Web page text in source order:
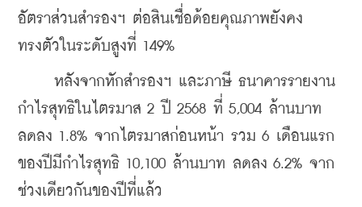
อัตราส่วนสำรองฯ ต่อสินเชื่อด้อยคุณภาพยังคง
ทรงตัวในระดับสูงที่ 149%
หลังจากหักสำรองฯ และภาษี ธนาคารรายงาน
กำไรสุทธิในไตรมาส 2 ปี 2568 ที่ 5,004 ล้านบาท
ลดลง 1.8% จากไตรมาสก่อนหน้า รวม 6 เดือนแรก
ของปีมีกำไรสุทธิ 10,100 ล้านบาท ลดลง 6.2% จาก
ช่วงเดียวกันของปีที่แล้ว